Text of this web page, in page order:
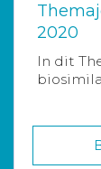
2020
In dit